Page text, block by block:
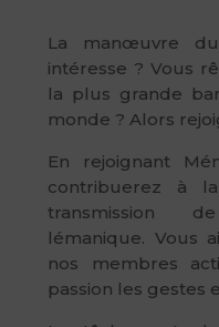
La manœuvre
intéresse ? Vous
la plus grande
monde ? Alors
En rejoignant
contribuerez à
transmission
lémanique. Vous
nos membres
passion les gestes